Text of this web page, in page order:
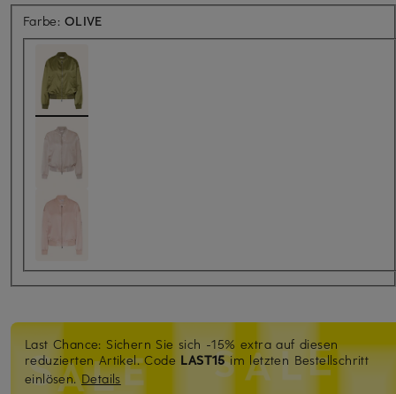
Farbe:OLIVE
Last Chance: Sichern Sie sich -15% extra auf diesen
reduzierten Artikel. Code LAST15im letzten Bestellschritt
einlösen.Details